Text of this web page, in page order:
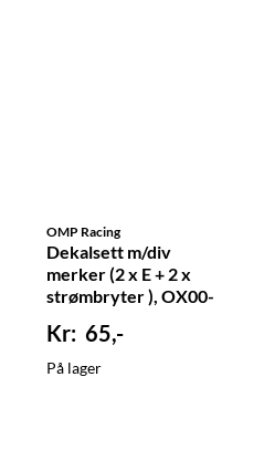
OMP Racing
Dekalsett m/div
merker (2 x E + 2 x
strømbryter ), OX00-
65,-
På lager